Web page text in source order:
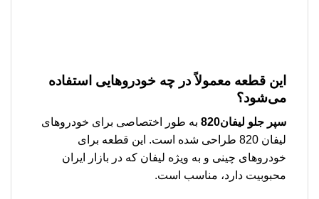
این قطعه معمولاً در چه خودروهایی استفاده
می‌شود؟
سپر جلو لیفان820
به طور اختصاصی برای خودروهای
لیفان 820 طراحی شده است. این قطعه برای
خودروهای چینی و به ویژه لیفان که در بازار ایران
محبوبیت دارد، مناسب است.